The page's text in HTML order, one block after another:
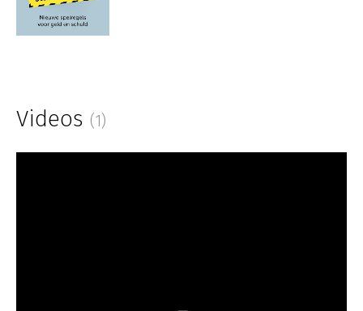
Videos (1)